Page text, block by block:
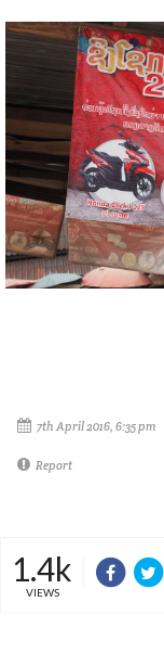
7th April 2016, 6:35 pm
Report
1.4k
VIEWS